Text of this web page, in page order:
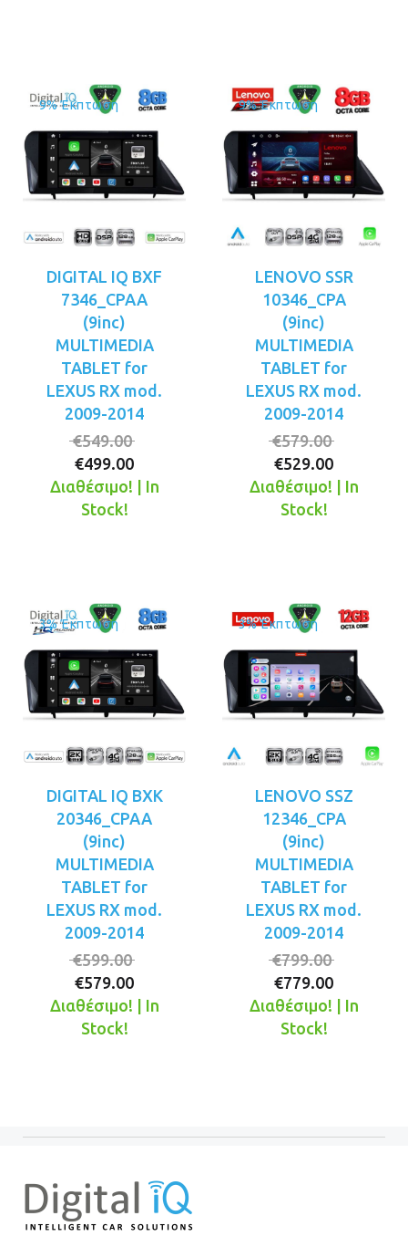
9% Έκπτωση
DIGITAL IQ BXF
7346_CPAA
(9inc)
MULTIMEDIA
TABLET for
LEXUS RX mod.
2009-2014
€549.00
was:
€499.00
τρέχουσα
Διαθέσιμο! | In
Stock!
9% Έκπτωση
LENOVO SSR
10346_CPA
(9inc)
MULTIMEDIA
TABLET for
LEXUS RX mod.
2009-2014
€579.00
was:
€529.00
Διαθέσιμο! | In
Stock!
3% Έκπτωση
DIGITAL IQ BXK
20346_CPAA
(9inc)
MULTIMEDIA
TABLET for
LEXUS RX mod.
2009-2014
€599.00
was:
€579.00
τρέχουσα
Διαθέσιμο! | In
Stock!
3% Έκπτωση
LENOVO SSZ
12346_CPA
(9inc)
MULTIMEDIA
TABLET for
LEXUS RX mod.
2009-2014
€799.00
was:
€779.00
Διαθέσιμο! | In
Stock!